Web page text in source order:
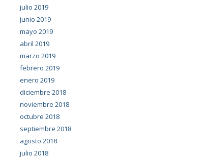
julio 2019
junio 2019
mayo 2019
abril 2019
marzo 2019
febrero 2019
enero 2019
diciembre 2018
noviembre 2018
octubre 2018
septiembre 2018
agosto 2018
julio 2018